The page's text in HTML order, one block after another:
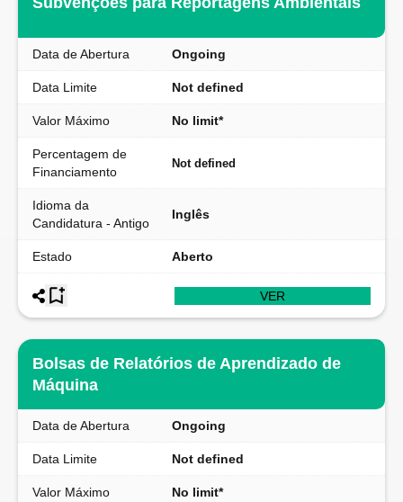
Data de Abertura Ongoing
Data Limite Not defined
Valor Máximo No limit*
Percentagem de
Financiamento
Not defined
Idioma da
Candidatura - Antigo
Inglês
Estado Aberto
VER
Bolsas de Relatórios de Aprendizado de
Máquina
Data de Abertura Ongoing
Data Limite Not defined
Valor Máximo No limit*